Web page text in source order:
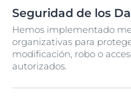
Seguridad de los
Hemos implementado
organizativas para
modificación, robo o
autorizados.